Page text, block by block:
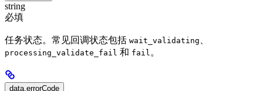
string
必填
任务状态。常见回调状态包括 wait_validating
processing_validate_fail 和 fail 。
data.errorCode